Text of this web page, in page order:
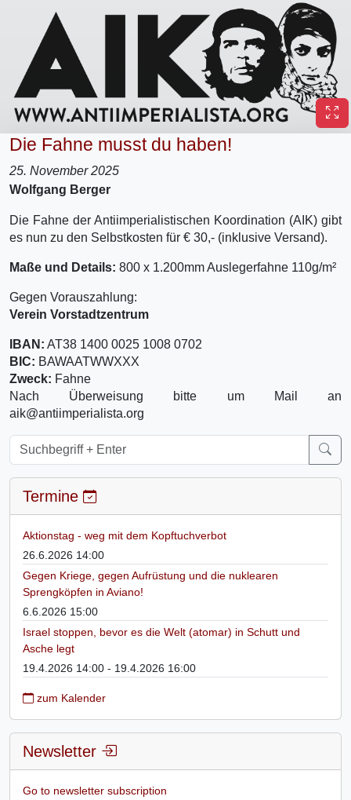
Die Fahne musst du haben!
25. November 2025
Wolfgang Berger
Die Fahne der Antiimperialistischen Koordination (AIK) gibt
es nun zu den Selbstkosten für € 30,- (inklusive Versand).
Maße und Details: 800 x 1.200mm Auslegerfahne 110g/m²
Gegen Vorauszahlung:
Verein Vorstadtzentrum
IBAN: AT38 1400 0025 1008 0702
BIC: BAWAATWWXXX
Zweck: Fahne
Nach Überweisung bitte um Mail an
aik@antiimperialista.org
Termine
Aktionstag - weg mit dem Kopftuchverbot
26.6.2026 14:00
Gegen Kriege, gegen Aufrüstung und die nuklearen
Sprengköpfen in Aviano!
6.6.2026 15:00
Israel stoppen, bevor es die Welt (atomar) in Schutt und
Asche legt
19.4.2026 14:00 - 19.4.2026 16:00
zum Kalender
Newsletter
Go to newsletter subscription